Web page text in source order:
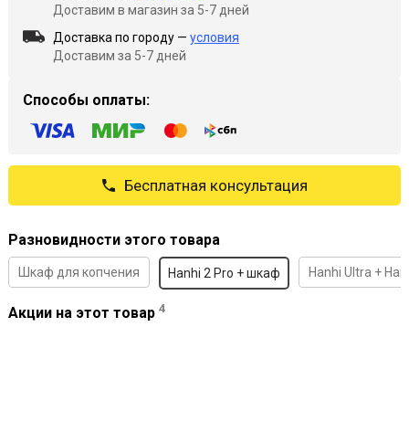
Доставим в магазин за 5-7 дней
Доставка по городу — условия
Доставим за 5-7 дней
Способы оплаты:
Бесплатная консультация
Разновидности этого товара
Шкаф для копчения Hanhi 2 Pro + шкаф Hanhi Ultra +
Акции на этот товар 4